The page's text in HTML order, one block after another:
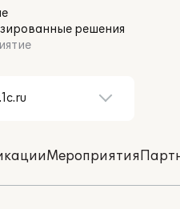
решения
Мероприятия